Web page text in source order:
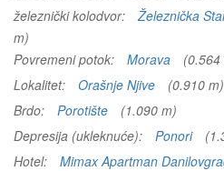
železnički kolodvor:
Železnička
m)
Povremeni potok:
Morava
Lokalitet:
Orašnje Njive
(0.910
Brdo:
Porotište
(1.090 m)
Depresija (ukleknuće):
Ponori
Hotel:
Mimax Apartman